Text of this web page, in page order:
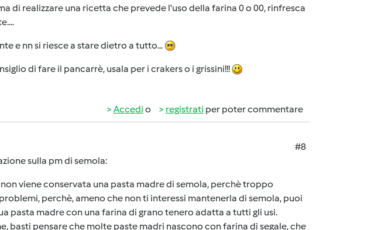
di realizzare una ricetta che prevede l'uso della farina 0 o 00, rinfresca
e nn si riesce a stare dietro a tutto...
di fare il pancarrè, usala per i crakers o i grissini!!!
Accedi o registrati per poter commentare
#8
sulla pm di semola:
viene conservata una pasta madre di semola, perchè troppo
perchè, ameno che non ti interessi mantenerla di semola, puoi
pasta madre con una farina di grano tenero adatta a tutti gli usi.
basti pensare che molte paste madri nascono con farina di segale, che